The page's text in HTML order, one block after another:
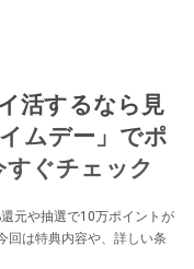
活するなら見
ムデー」でポ
ぐチェック
元や抽選で10万ポイントが
回は特典内容や、詳しい条